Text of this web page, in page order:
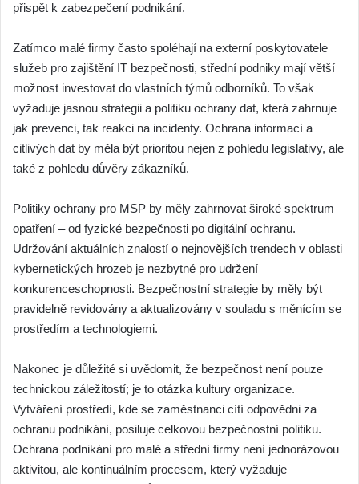
přispět k zabezpečení podnikání.
Zatímco malé firmy často spoléhají na externí poskytovatele
služeb pro zajištění IT bezpečnosti, střední podniky mají větší
možnost investovat do vlastních týmů odborníků. To však
vyžaduje jasnou strategii a politiku ochrany dat, která zahrnuje
jak prevenci, tak reakci na incidenty. Ochrana informací a
citlivých dat by měla být prioritou nejen z pohledu legislativy, ale
také z pohledu důvěry zákazníků.
Politiky ochrany pro MSP by měly zahrnovat široké spektrum
opatření – od fyzické bezpečnosti po digitální ochranu.
Udržování aktuálních znalostí o nejnovějších trendech v oblasti
kybernetických hrozeb je nezbytné pro udržení
konkurenceschopnosti. Bezpečnostní strategie by měly být
pravidelně revidovány a aktualizovány v souladu s měnícím se
prostředím a technologiemi.
Nakonec je důležité si uvědomit, že bezpečnost není pouze
technickou záležitostí; je to otázka kultury organizace.
Vytváření prostředí, kde se zaměstnanci cítí odpovědni za
ochranu podnikání, posiluje celkovou bezpečnostní politiku.
Ochrana podnikání pro malé a střední firmy není jednorázovou
aktivitou, ale kontinuálním procesem, který vyžaduje